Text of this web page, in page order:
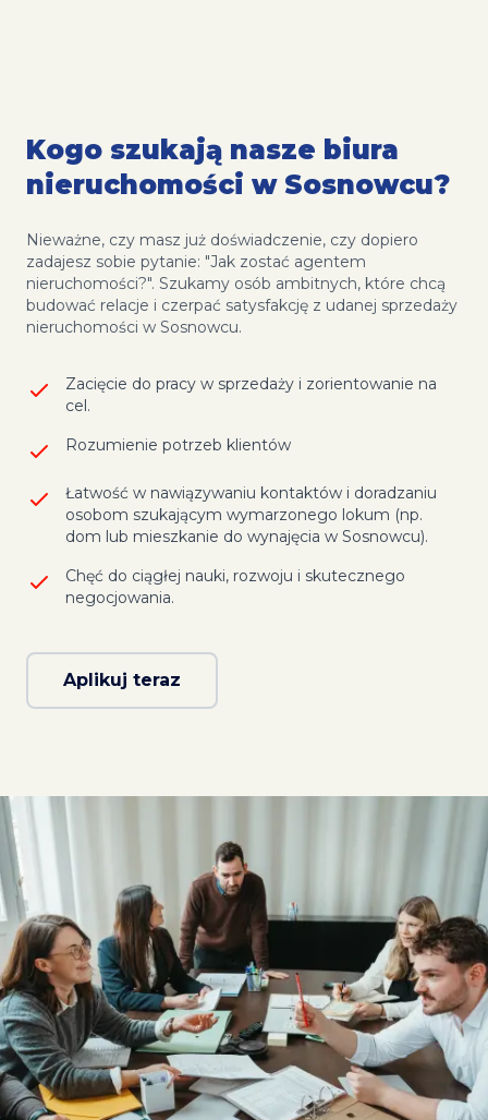
Kogo szukają nasze biura
nieruchomości w Sosnowcu?
Nieważne, czy masz już doświadczenie, czy dopiero
zadajesz sobie pytanie: "Jak zostać agentem
nieruchomości?". Szukamy osób ambitnych, które chcą
budować relacje i czerpać satysfakcję z udanej sprzedaży
nieruchomości w Sosnowcu.
Zacięcie do pracy w sprzedaży i zorientowanie na
cel.
Rozumienie potrzeb klientów
Łatwość w nawiązywaniu kontaktów i doradzaniu
osobom szukającym wymarzonego lokum (np.
dom lub mieszkanie do wynajęcia w Sosnowcu).
Chęć do ciągłej nauki, rozwoju i skutecznego
negocjowania.
Aplikuj teraz